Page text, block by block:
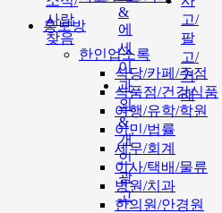
홍보방
한인업소록
식당/카페/주점
식품점/건강식품
여행/유학/학원
이민/법률
세무/회계
이사/택배/물류
병원/치과
한의원/안경원
사람
찾음
&
에
세
이
과
외
&
개
인
광
고
고/
팔
고/
거
래